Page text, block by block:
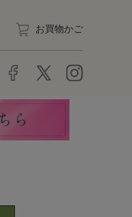
お買物かご